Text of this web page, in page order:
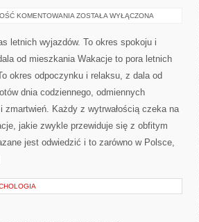
KOMENTOWANIA FERIE
OKRES
DLA
ZOSTAŁA WYŁĄCZONA
letnich wyjazdów. To okres spokoju i
od mieszkania Wakacje to pora letnich
okres odpoczynku i relaksu, z dala od
dnia codziennego, odmiennych
zmartwień. Każdy z wytrwałością czeka na
jakie zwykle przewiduje się z obfitym
jest odwiedzić i to zarówno w Polsce,